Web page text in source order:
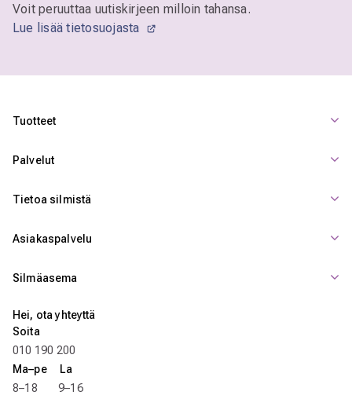
Voit peruuttaa uutiskirjeen milloin tahansa.
Lue lisää tietosuojasta
Tuotteet
Palvelut
Tietoa silmistä
Asiakaspalvelu
Silmäasema
Hei, ota yhteyttä
Soita
010 190 200
Ma–pe La
8–18 9–16